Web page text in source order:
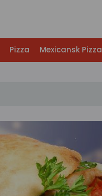
Pizza Mexicansk Pizza